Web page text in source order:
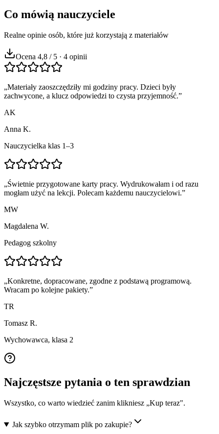
Co mówią nauczyciele
Realne opinie osób, które już korzystają z materiałów
Ocena 4,8 / 5 · 4 opinii
„Materiały zaoszczędziły mi godziny pracy. Dzieci były
zachwycone, a klucz odpowiedzi to czysta przyjemność.”
AK
Anna K.
Nauczycielka klas 1–3
„Świetnie przygotowane karty pracy. Wydrukowałam i od razu
mogłam użyć na lekcji. Polecam każdemu nauczycielowi.”
MW
Magdalena W.
Pedagog szkolny
„Konkretne, dopracowane, zgodne z podstawą programową.
Wracam po kolejne pakiety.”
TR
Tomasz R.
Wychowawca, klasa 2
Najczęstsze pytania o ten sprawdzian
Wszystko, co warto wiedzieć zanim klikniesz „Kup teraz".
Jak szybko otrzymam plik po zakupie?